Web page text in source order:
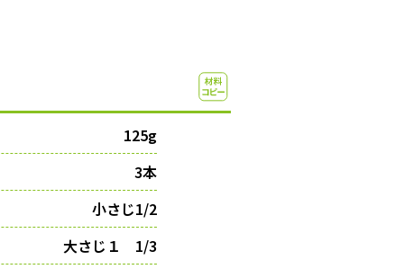
125g
3本
小さじ1/2
大さじ１ 1/3